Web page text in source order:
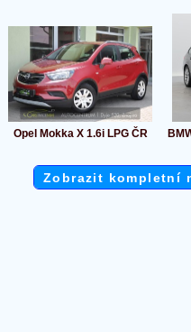
Opel Mokka X 1.6i LPG ČR
Zobrazit kompletní